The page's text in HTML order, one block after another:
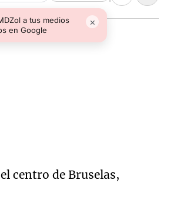
a tus medios
en Google
×
centro de Bruselas,